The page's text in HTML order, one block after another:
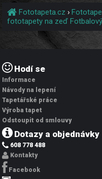
Fototapeta.cz ›
fototapety na zeď
Hodí se
Informace
Návody na lepení
Tapetářské práce
Výroba tapet
Odstoupit od smlouvy
Dotazy a objednávky
608 778 488
Kontakty
Facebook